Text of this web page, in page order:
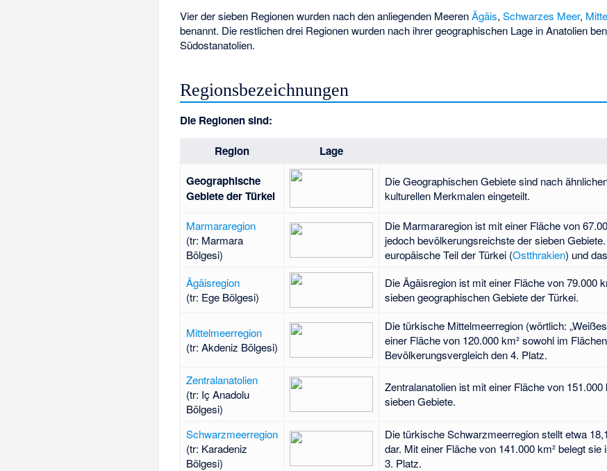
Vier der sieben Regionen wurden nach den anliegenden MeerenÄgäis,Schwarzes Meer,
benannt. Die restlichen drei Regionen wurden nach ihrer geographischen Lage in Anatolien
Südostanatolien.
Regionsbezeichnungen
Die Regionen sind:
Region
Lage
Geographische
Gebiete der Türkei
Die Geographischen Gebiete sind nach
kulturellen Merkmalen eingeteilt.
Marmararegion
(tr: Marmara
Bölgesi)
Die Marmararegion ist mit einer Fläche von
jedoch bevölkerungsreichste der sieben
europäische Teil der Türkei (Ostthrakien) und
Ägäisregion
(tr: Ege Bölgesi)
Die Ägäisregion ist mit einer Fläche von 79.000
sieben geographischen Gebiete der Türkei.
Mittelmeerregion
(tr: Akdeniz Bölgesi)
Die türkische Mittelmeerregion (wörtlich:
einer Fläche von 120.000 km² sowohl im
Bevölkerungsvergleich den 4. Platz.
Zentralanatolien
(tr: Iç Anadolu
Bölgesi)
Zentralanatolien ist mit einer Fläche von
sieben Gebiete.
Schwarzmeerregion
(tr: Karadeniz
Bölgesi)
Die türkische Schwarzmeerregion stellt etwa
dar. Mit einer Fläche von 141.000 km² belegt
3. Platz.